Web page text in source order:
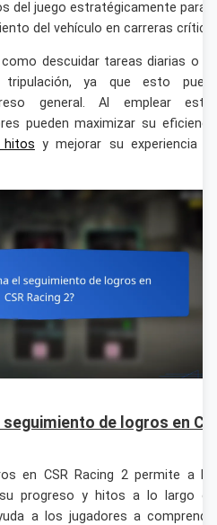
del juego estratégicamente para
del vehículo en carreras
descuidar tareas diarias o
ya que esto
general. Al emplear
pueden maximizar su
hitos y mejorar su experiencia
de logros en
en CSR Racing 2 permite a
progreso y hitos a lo largo
a los jugadores a